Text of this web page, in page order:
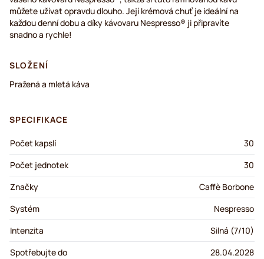
můžete užívat opravdu dlouho. Její krémová chuť je ideální na
každou denní dobu a díky kávovaru Nespresso® ji připravíte
snadno a rychle!
SLOŽENÍ
Pražená a mletá káva
SPECIFIKACE
Počet kapslí
30
Počet jednotek
30
Značky
Caffè Borbone
Systém
Nespresso
Intenzita
Silná (7/10)
Spotřebujte do
28.04.2028